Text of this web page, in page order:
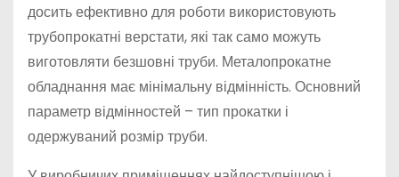
досить ефективно для роботи використовують
трубопрокатні верстати, які так само можуть
виготовляти безшовні труби. Металопрокатне
обладнання має мінімальну відмінність. Основний
параметр відмінностей – тип прокатки і
одержуваний розмір труби.